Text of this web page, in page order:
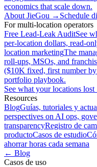
economics that scale down.
About JieGou → Schedule
For multi-location operators
Free Lead-Leak AuditSee
per-location dollars, read-
location marketingThe
roll-ups, MSOs, and
($10K fixed, first number
portfolio playbook.
See what your locations
Resources
BlogGuías, tutoriales y
perspectives on AI ops,
transparencyRegistro de
productoCasos de estudio
ahorrar horas cada semana
← Blog
Casos de uso